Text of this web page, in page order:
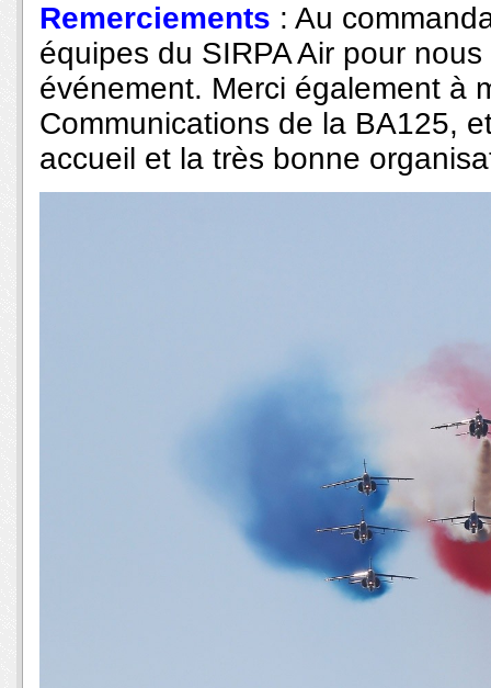
Remerciements : Au
équipes du SIRPA Air pour
événement. Merci également à
Communications de la BA125,
accueil et la très bonne